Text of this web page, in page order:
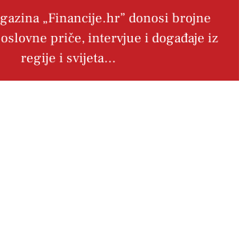
„Financije.hr” donosi brojne
priče, intervjue i događaje iz
regije i svijeta…